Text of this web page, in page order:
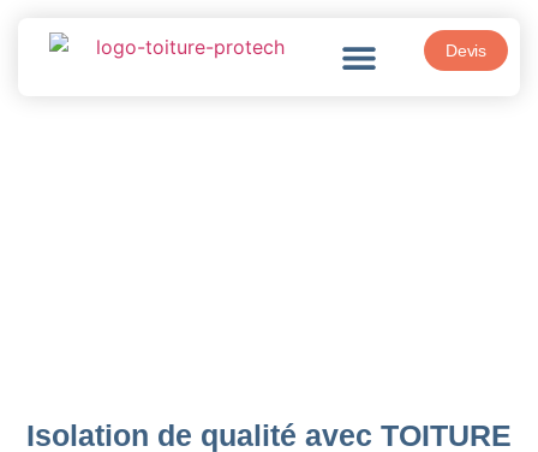
Devis
Isolation de qualité avec TOITURE